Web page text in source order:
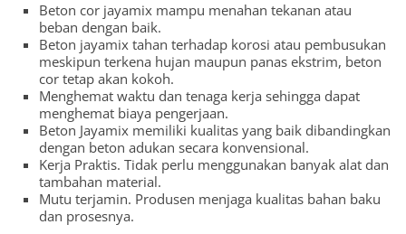
Beton cor jayamix mampu menahan tekanan atau
beban dengan baik.
Beton jayamix tahan terhadap korosi atau pembusukan
meskipun terkena hujan maupun panas ekstrim, beton
cor tetap akan kokoh.
Menghemat waktu dan tenaga kerja sehingga dapat
menghemat biaya pengerjaan.
Beton Jayamix memiliki kualitas yang baik dibandingkan
dengan beton adukan secara konvensional.
Kerja Praktis. Tidak perlu menggunakan banyak alat dan
tambahan material.
Mutu terjamin. Produsen menjaga kualitas bahan baku
dan prosesnya.